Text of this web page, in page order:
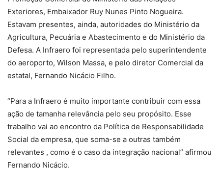
Exteriores, Embaixador Ruy Nunes Pinto Nogueira.
Estavam presentes, ainda, autoridades do Ministério da
Agricultura, Pecuária e Abastecimento e do Ministério da
Defesa. A Infraero foi representada pelo superintendente
do aeroporto, Wilson Massa, e pelo diretor Comercial da
estatal, Fernando Nicácio Filho.
“Para a Infraero é muito importante contribuir com essa
ação de tamanha relevância pelo seu propósito. Esse
trabalho vai ao encontro da Política de Responsabilidade
Social da empresa, que soma-se a outras também
relevantes , como é o caso da integração nacional” afirmou
Fernando Nicácio.